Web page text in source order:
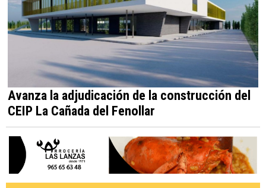
Avanza la adjudicación de la construcción del
CEIP La Cañada del Fenollar